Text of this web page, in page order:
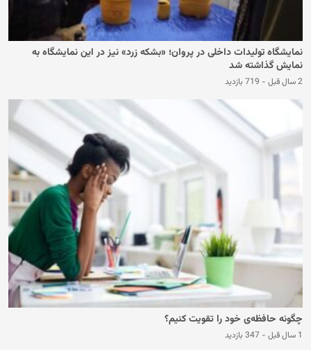
نمایشگاه تولیدات داخلی در پروان؛ «بشکه زرد» نیز در این نمایشگاه به
نمایش گذاشته‌ شد
2 سال قبل - 719 بازدید
چگونه حافظه‌ی خود را تقویت کنیم؟
1 سال قبل - 347 بازدید